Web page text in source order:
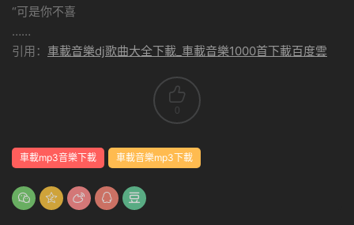
“可是你不喜
……
引用： 車載音樂dj歌曲大全下載_車載音樂1000首下載百度雲
0
車載mp3音樂下載 車載音樂mp3下載